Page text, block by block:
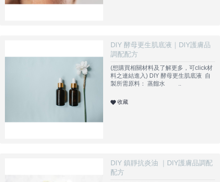
DIY 酵母更生肌底液｜DIY護膚品
調配配方
(想購買相關材料及了解更多，可click材
料之連結進入) DIY 酵母更生肌底液 自
製所需原料： 蒸餾水 ..
收藏
DIY 鎮靜抗炎油 ｜DIY護膚品調配
配方